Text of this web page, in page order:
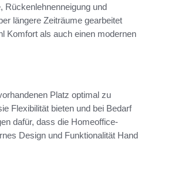
Rückenlehnenneigung und
längere Zeiträume gearbeitet
Komfort als auch einen modernen
Platz optimal zu
Flexibilität bieten und bei Bedarf
dafür, dass die Homeoffice-
Design und Funktionalität Hand